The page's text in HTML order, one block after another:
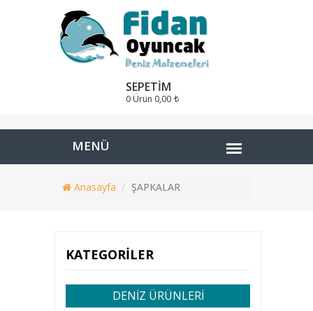
SEPETIM
0 Ürün 0,00
Anasayfa ŞAPKALAR
KATEGORILER
DENİZ ÜRÜNLERİ